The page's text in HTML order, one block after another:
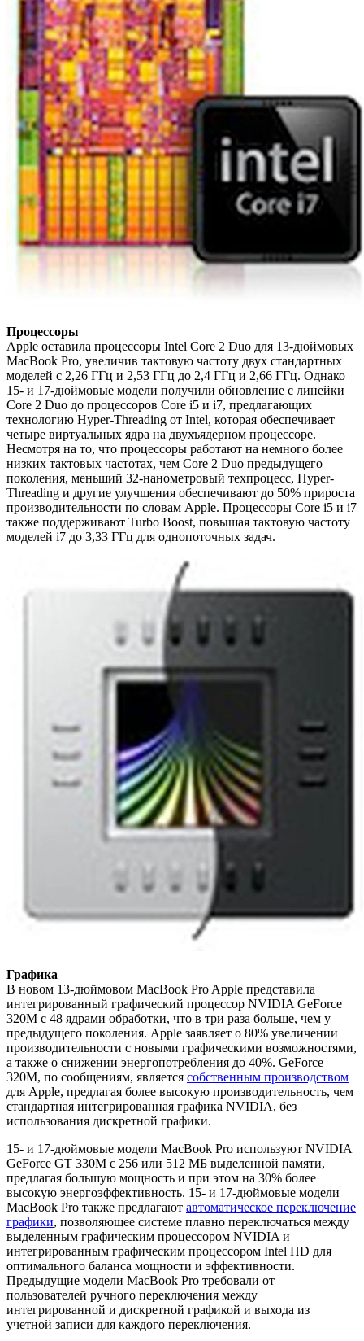
Процессоры
Apple оставила процессоры Intel Core 2 Duo для 13-дюймовых
MacBook Pro, увеличив тактовую частоту двух стандартных
моделей с 2,26 ГГц и 2,53 ГГц до 2,4 ГГц и 2,66 ГГц. Однако
15- и 17-дюймовые модели получили обновление с линейки
Core 2 Duo до процессоров Core i5 и i7, предлагающих
технологию Hyper-Threading от Intel, которая обеспечивает
четыре виртуальных ядра на двухъядерном процессоре.
Несмотря на то, что процессоры работают на немного более
низких тактовых частотах, чем Core 2 Duo предыдущего
поколения, меньший 32-нанометровый техпроцесс, Hyper-
Threading и другие улучшения обеспечивают до 50% прироста
производительности по словам Apple. Процессоры Core i5 и i7
также поддерживают Turbo Boost, повышая тактовую частоту
моделей i7 до 3,33 ГГц для однопоточных задач.
Графика
В новом 13-дюймовом MacBook Pro Apple представила
интегрированный графический процессор NVIDIA GeForce
320M с 48 ядрами обработки, что в три раза больше, чем у
предыдущего поколения. Apple заявляет о 80% увеличении
производительности с новыми графическими возможностями,
а также о снижении энергопотребления до 40%. GeForce
320M, по сообщениям, является собственным производством
для Apple, предлагая более высокую производительность, чем
стандартная интегрированная графика NVIDIA, без
использования дискретной графики.
15- и 17-дюймовые модели MacBook Pro используют NVIDIA
GeForce GT 330M с 256 или 512 МБ выделенной памяти,
предлагая большую мощность и при этом на 30% более
высокую энергоэффективность. 15- и 17-дюймовые модели
MacBook Pro также предлагают автоматическое переключение
графики, позволяющее системе плавно переключаться между
выделенным графическим процессором NVIDIA и
интегрированным графическим процессором Intel HD для
оптимального баланса мощности и эффективности.
Предыдущие модели MacBook Pro требовали от
пользователей ручного переключения между
интегрированной и дискретной графикой и выхода из
учетной записи для каждого переключения.